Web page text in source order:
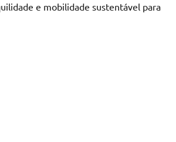
e mobilidade sustentável para